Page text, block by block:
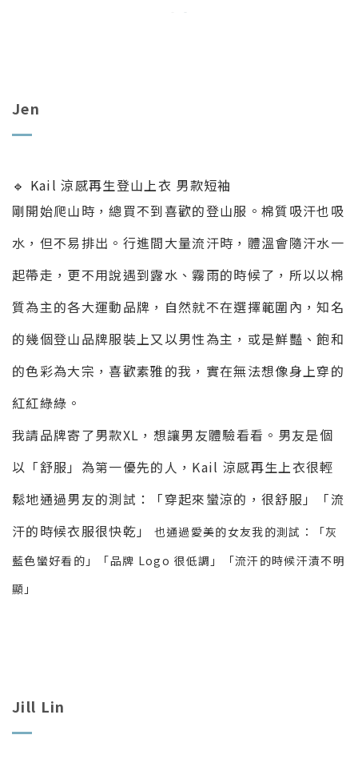
Jen
🔹 Kail 涼感再生登山上衣 男款短袖
剛開始爬山時，總買不到喜歡的登山服。棉質吸汗也吸
水，但不易排出。行進間大量流汗時，體溫會隨汗水一
起帶走，更不用說遇到露水、霧雨的時候了，所以以棉
質為主的各大運動品牌，自然就不在選擇範圍內，知名
的幾個登山品牌服裝上又以男性為主，或是鮮豔、飽和
的色彩為大宗，喜歡素雅的我，實在無法想像身上穿的
紅紅綠綠。​
我請品牌寄了男款XL，想讓男友體驗看看。男友是個
以「舒服」為第一優先的人，​Kail 涼感再生上衣很輕
鬆地通過男友的測試：「穿起來蠻涼的，很舒服」「流
汗的時候衣服很快乾」​
也通過愛美的女友我的測試：「灰
藍色蠻好看的」「品牌 Logo 很低調」「流汗的時候汗漬不明
顯」​ ​
Jill Lin